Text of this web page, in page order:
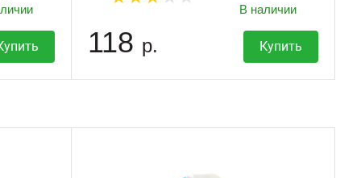
В наличии
118 р. Купить